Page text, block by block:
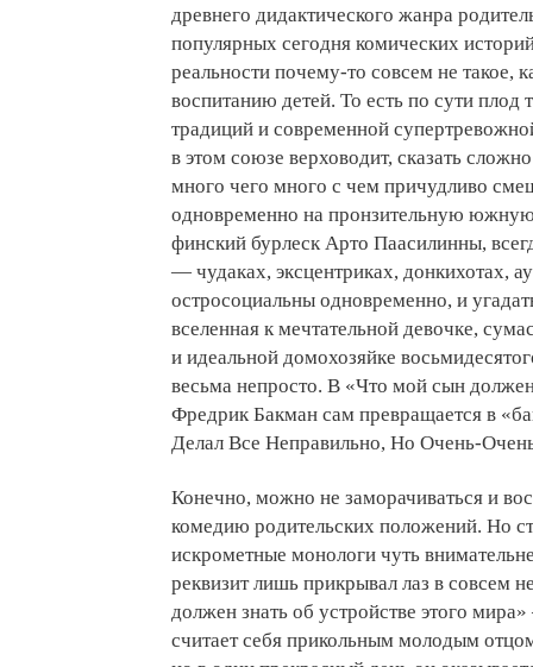
древнего дидактического жанра
популярных сегодня комических
реальности почему-то совсем не такое,
воспитанию детей. То есть по сути плод
традиций и современной
в этом союзе верховодит, сказать
много чего много с чем причудливо
одновременно на пронзительную
финский бурлеск Арто Паасилинны,
— чудаках, эксцентриках, донкихотах,
остросоциальны одновременно, и
вселенная к мечтательной девочке,
и идеальной домохозяйке
весьма непросто. В «Что мой сын
Фредрик Бакман сам превращается в
Делал Все Неправильно, Но Очень-
Конечно, можно не заморачиваться и
комедию родительских положений. Но
искрометные монологи чуть
реквизит лишь прикрывал лаз в совсем
должен знать об устройстве этого
считает себя прикольным молодым